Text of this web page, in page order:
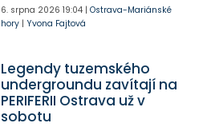
6. srpna 2026 19:04| Ostrava-Mariánské
hory| Yvona Fajtová
Legendy tuzemského
undergroundu zavítají na
PERIFERII Ostrava už v
sobotu